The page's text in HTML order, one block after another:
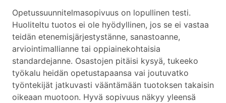
Opetussuunnitelmasopivuus on lopullinen testi.
Huoliteltu tuotos ei ole hyödyllinen, jos se ei vastaa
teidän etenemisjärjestystänne, sanastoanne,
arviointimallianne tai oppiainekohtaisia
standardejanne. Osastojen pitäisi kysyä, tukeeko
työkalu heidän opetustapaansa vai joutuvatko
työntekijät jatkuvasti vääntämään tuotoksen takaisin
oikeaan muotoon. Hyvä sopivuus näkyy yleensä